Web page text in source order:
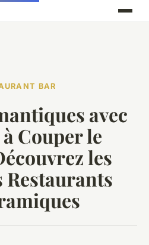
BAR
avec
Couper le
les